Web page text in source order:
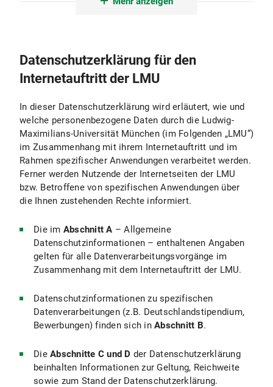
II.6 Minderjährigenschutz
III. Protokollierung und Erstellung von Logfiles
III.1 Zweck und Umfang der Datenverarbeitung
III.2 Rechtsgrundlage für die Datenverarbeitung
III.3 Dauer der Datenverarbeitung
III.4 Widerspruchs- und Beseitigungsmöglichkeit
IV. Verwendung von aktiven Komponenten und Cookies
Folgende technisch notwendige Cookies werden verwendet:
In den Cookies werden folgende Daten gespeichert und übermittelt:
IV.2 Rechtsgrundlage für die Datenverarbeitung
IV.3 Dauer der Datenverarbeitung
IV.5 Wie passe ich die Cookie-Einstellungen in meinem Browser an?
Datenschutzerklärung für den
Internetauftritt der LMU
In dieser Datenschutzerklärung wird erläutert, wie und
welche personenbezogene Daten durch die Ludwig-
Maximilians-Universität München (im Folgenden „LMU“)
im Zusammenhang mit ihrem Internetauftritt und im
Rahmen spezifischer Anwendungen verarbeitet werden.
Ferner werden Nutzende der Internetseiten der LMU
bzw. Betroffene von spezifischen Anwendungen über
die Ihnen zustehenden Rechte informiert.
Die im Abschnitt A – Allgemeine
Datenschutzinformationen – enthaltenen Angaben
gelten für alle Datenverarbeitungsvorgänge im
Zusammenhang mit dem Internetauftritt der LMU.
Datenschutzinformationen zu spezifischen
Datenverarbeitungen (z.B. Deutschlandstipendium,
Bewerbungen) finden sich in Abschnitt B.
DieAbschnitte C und D der Datenschutzerklärung
beinhalten Informationen zur Geltung, Reichweite
sowie zum Stand der Datenschutzerklärung.